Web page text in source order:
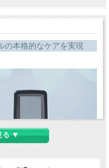
の本格的なケアを実現
る ▼